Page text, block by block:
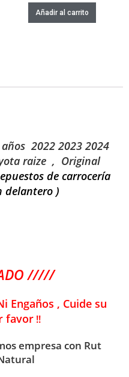
Añadir al carrito
2022 2023 2024
raize , Original
epuestos de carrocería
delantero )
/////
Engaños , Cuide su
favor !!
empresa con Rut